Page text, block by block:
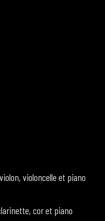
violoncelle et piano
cor et piano